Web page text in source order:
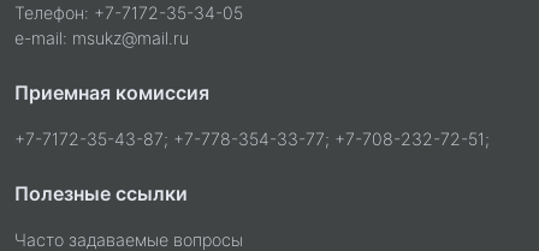
Телефон: +7-7172-35-34-05
e-mail: msukz@mail.ru
Приемная комиссия
+7-7172-35-43-87; +7-778-354-33-77; +7-708-232-72-51;
Полезные ссылки
Часто задаваемые вопросы